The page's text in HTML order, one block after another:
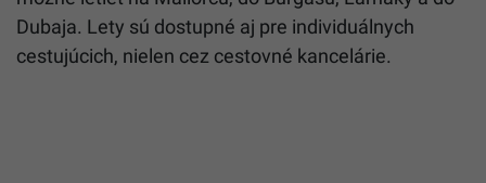
Dubaja. Lety sú dostupné aj pre individuálnych
cestujúcich, nielen cez cestovné kancelárie.